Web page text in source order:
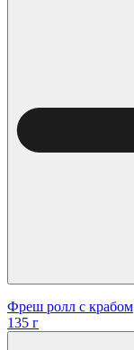
Фреш ролл с крабом
135 г